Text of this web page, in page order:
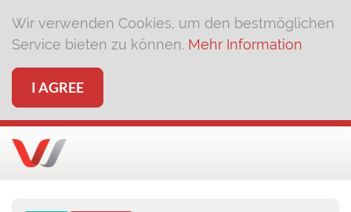
Wir verwenden Cookies, um den bestmöglichen
Service bieten zu können. Mehr Information
I AGREE